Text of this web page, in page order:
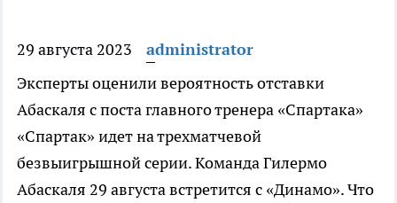
29 августа 2023
administrator
Эксперты оценили вероятность отставки
Абаскаля с поста главного тренера «Спартака»
«Спартак» идет на трехматчевой
безвыигрышной серии. Команда Гилермо
Абаскаля 29 августа встретится с «Динамо». Что